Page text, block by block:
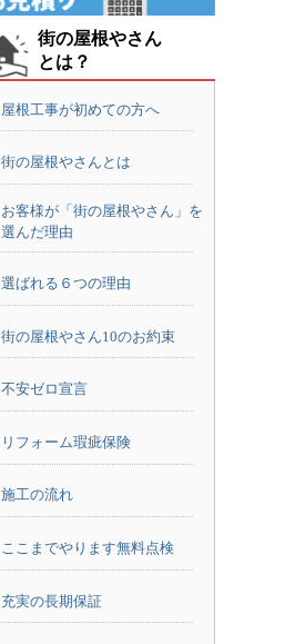
街の屋根やさん
とは？
屋根工事が初めての方へ
街の屋根やさんとは
お客様が「街の屋根やさん」を
選んだ理由
選ばれる６つの理由
街の屋根やさん10のお約束
不安ゼロ宣言
リフォーム瑕疵保険
施工の流れ
ここまでやります無料点検
充実の長期保証